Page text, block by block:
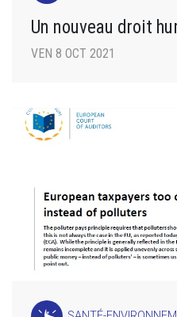
Un nouveau droit
VEN 8 OCT 2021